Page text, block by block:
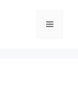
Menu